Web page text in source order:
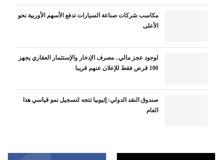
مكاسب شركات صناعة السيارات تدفع الأسهم الأوربية نحو
الأعلى
لوجود عجز مالي.. مصرف الإدخار والإستثمار العقاري يجهز
100 قرض فقط للإعلان عنهم قريبا
صندوق النقد الدولي: إثيوبيا تتجه لتسجيل نمو قياسي هذا
العام